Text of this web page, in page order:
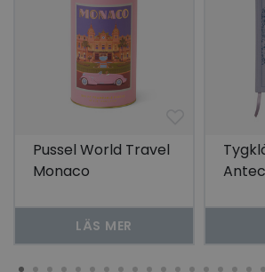
Pussel World Travel
Monaco
LÄS MER